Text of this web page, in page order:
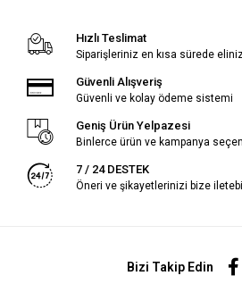
Hızlı Teslimat
Siparişleriniz en kısa sürede
Güvenli Alışveriş
Güvenli ve kolay ödeme sistemi
Geniş Ürün Yelpazesi
Binlerce ürün ve kampanya
7 / 24 DESTEK
Öneri ve şikayetlerinizi bize
Bizi Takip Edin